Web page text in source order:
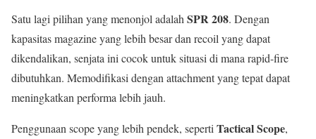
Satu lagi pilihan yang menonjol adalah SPR 208. Dengan
kapasitas magazine yang lebih besar dan recoil yang dapat
dikendalikan, senjata ini cocok untuk situasi di mana rapid-fire
dibutuhkan. Memodifikasi dengan attachment yang tepat dapat
meningkatkan performa lebih jauh.
Penggunaan scope yang lebih pendek, seperti Tactical Scope,